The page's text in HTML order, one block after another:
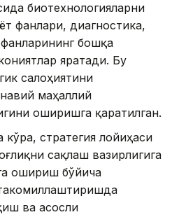
биотехнологияларни
фанлари, диагностика,
бошқа
яратади. Бу
салоҳиятини
маҳаллий
оширишга қаратилган.
стратегия лойиҳаси
сақлаш вазирлигига
ошириш бўйича
ва асосли